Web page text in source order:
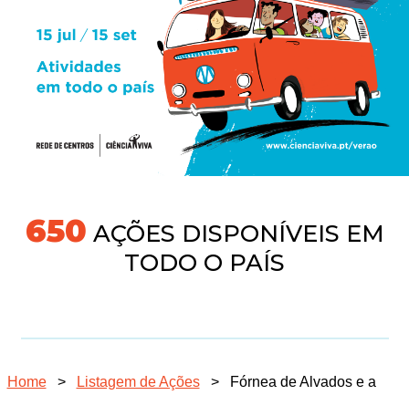
691AÇÕES DISPONÍVEIS EM
TODO O PAÍS
Home > Listagem de Ações >
Fórnea de Alvados e a